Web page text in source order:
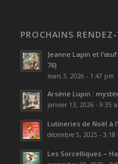
PROCHAINS
Jeanne Lapin et
76)
mars 3, 2026 - 1:47 pm
Arsène Lupin :
janvier 13, 2026 - 9:35
Lutineries de Noël à
décembre 5, 2025 - 3:18
Les Sorcelliques –